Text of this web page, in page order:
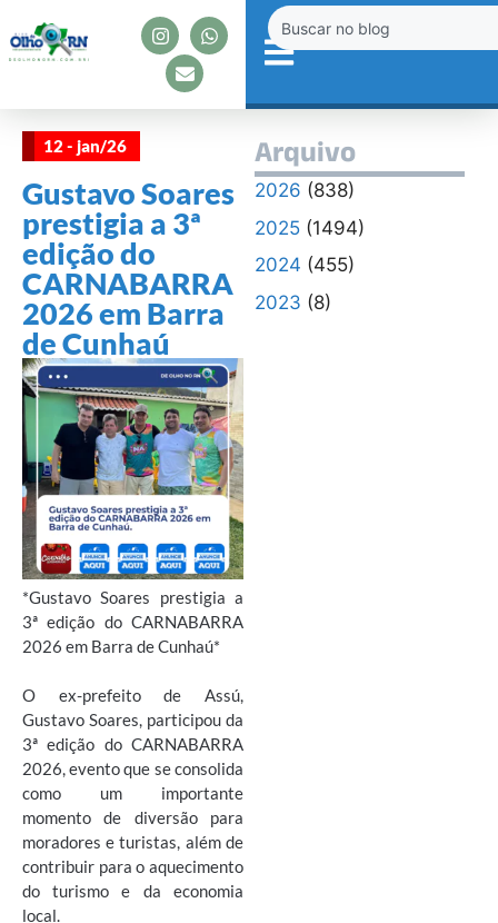
12 - jan/26
Gustavo Soares
prestigia a 3ª
edição do
CARNABARRA
2026 em Barra
de Cunhaú
*Gustavo Soares prestigia a
3ª edição do CARNABARRA
2026 em Barra de Cunhaú*
O ex-prefeito de Assú,
Gustavo Soares, participou da
3ª edição do CARNABARRA
2026, evento que se consolida
como um importante
momento de diversão para
moradores e turistas, além de
contribuir para o aquecimento
do turismo e da economia
local.
Arquivo
2026 (838)
2025(1494)
2024 (455)
2023 (8)